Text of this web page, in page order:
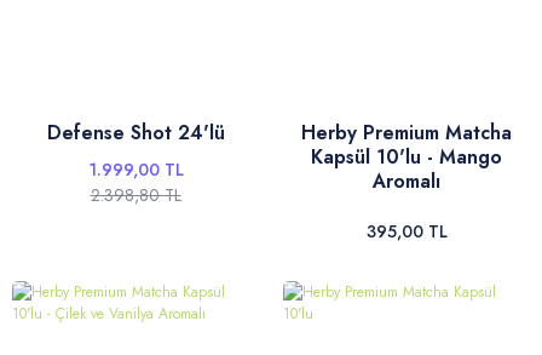
Defense Shot 24'lü
1.999,00 TL
2.398,80 TL
Herby Premium Matcha
Kapsül 10'lu - Mango
Aromalı
395,00 TL